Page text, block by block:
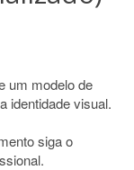
um modelo de
identidade visual.
siga o